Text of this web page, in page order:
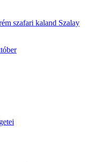
szafari kaland Szalay